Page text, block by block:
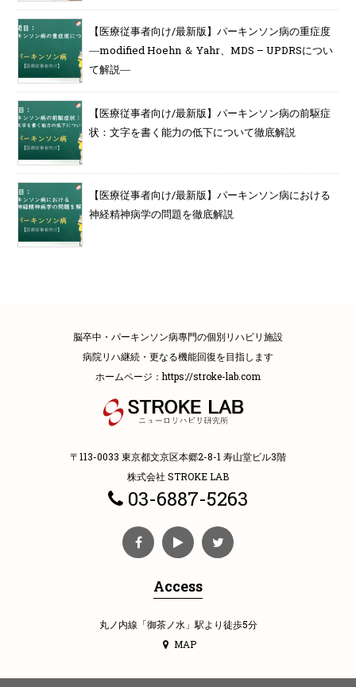
【医療従事者向け/最新版】パーキンソン病の重症度
―modified Hoehn ＆ Yahr、MDS – UPDRSについ
て解説―
【医療従事者向け/最新版】パーキンソン病の前駆症
状：文字を書く能力の低下について徹底解説
【医療従事者向け/最新版】パーキンソン病における
神経精神病学の問題を徹底解説
脳卒中・パーキンソン病專門の個別リハビリ施設
病院リハ継続・更なる機能回復を目指します
ホームページ：https://stroke-lab.com
〒113-0033 東京都文京区本郷2-8-1 寿山堂ビル3階
株式会社 STROKE LAB
03-6887-5263
Access
丸ノ内線「御茶ノ水」駅より徒歩5分
MAP